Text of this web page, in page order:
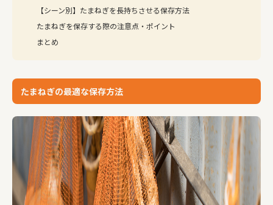
【シーン別】たまねぎを長持ちさせる保存方法
たまねぎを保存する際の注意点・ポイント
まとめ
たまねぎの最適な保存方法